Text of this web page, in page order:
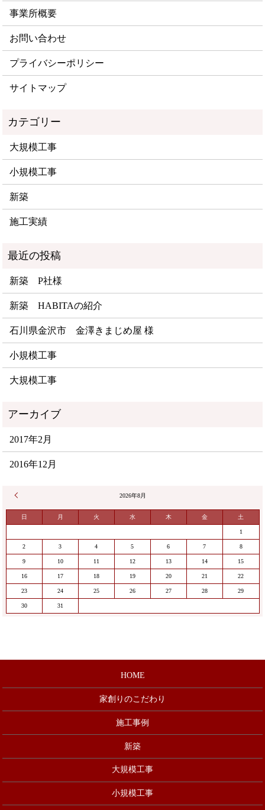
事業所概要
お問い合わせ
プライバシーポリシー
サイトマップ
大規模工事
小規模工事
新築
施工実績
新築 P社様
新築 HABITAの紹介
石川県金沢市 金澤きまじめ屋 様
小規模工事
大規模工事
2017年2月
2016年12月
2026年8月
日 月 火 水 木 金 土
1
2 3 4 5 6 7 8
9 10 11 12 13 14 15
16 17 18 19 20 21 22
23 24 25 26 27 28 29
30 31
HOME
家創りのこだわり
施工事例
新築
大規模工事
小規模工事